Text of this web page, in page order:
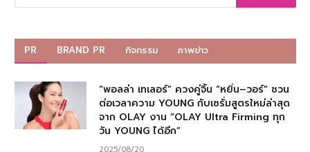
PR BRAND PR กิจกรรม ภาพข่าว
“พอลล่า เทเลอร์” ควงคู่จิ้น “หยิ่น–วอร์” ชวน
ต่อเวลาความ YOUNG กับเซรั่มสูตรใหม่ล่าสุด
จาก OLAY งาน “OLAY Ultra Firming ทุก
วัน YOUNG ได้อีก”
2025/08/20